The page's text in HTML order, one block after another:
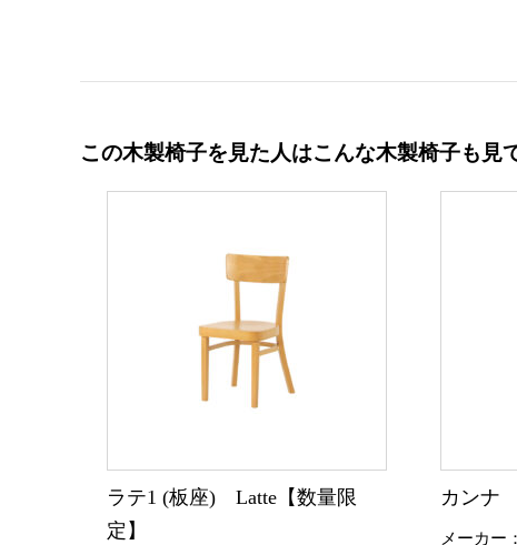
この木製椅子を見た人はこんな木製椅子も見
ラテ1 (板座) Latte【数量限
定】
カンナ
メーカー